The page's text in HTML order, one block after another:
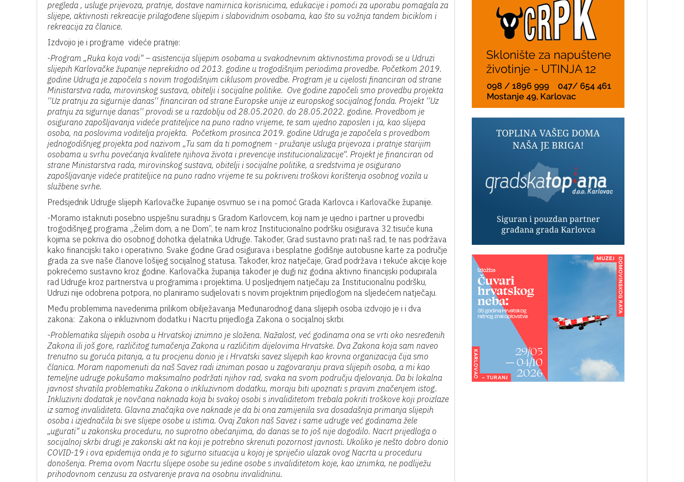
pregleda , usluge prijevoza, pratnje, dostave namirnica korisnicima, edukacije i pomoći za uporabu pomagala za
slijepe, aktivnosti rekreacije prilagođene slijepim i slabovidnim osobama, kao što su vožnja tandem biciklom i
rekreacija za članice.
Izdvojio je i programe videće pratnje:
-Program „Ruka koja vodi“ – asistencija slijepim osobama u svakodnevnim aktivnostima provodi se u Udruzi
slijepih Karlovačke županije neprekidno od 2013. godine u trogodišnjim periodima provedbe. Početkom 2019.
godine Udruga je započela s novim trogodišnjim ciklusom provedbe. Program je u cijelosti financiran od strane
Ministarstva rada, mirovinskog sustava, obitelji i socijalne politike. Ove godine započeli smo provedbu projekta
''Uz pratnju za sigurnije danas'' financiran od strane Europske unije iz europskog socijalnog fonda. Projekt ''Uz
pratnju za sigurnije danas'' provodi se u razdoblju od 28.05.2020. do 28.05.2022. godine. Provedbom je
osigurano zapošljavanja videće pratiteljice na puno radno vrijeme, te sam ujedno zaposlen i ja, kao slijepa
osoba, na poslovima voditelja projekta. Početkom prosinca 2019. godine Udruga je započela s provedbom
jednogodišnjeg projekta pod nazivom „Tu sam da ti pomognem - pružanje usluga prijevoza i pratnje starijim
osobama u svrhu povećanja kvalitete njihova života i prevencije institucionalizacije“. Projekt je financiran od
strane Ministarstva rada, mirovinskog sustava, obitelji i socijalne politike, a sredstvima je osigurano
zapošljavanje videće pratiteljice na puno radno vrijeme te su pokriveni troškovi korištenja osobnog vozila u
službene svrhe.
Predsjednik Udruge slijepih Karlovačke županije osvrnuo se i na pomoć Grada Karlovca i Karlovačke županije.
-Moramo istaknuti posebno uspješnu suradnju s Gradom Karlovcem, koji nam je ujedno i partner u provedbi
trogodišnjeg programa „Želim dom, a ne Dom“, te nam kroz Institucionalno podršku osigurava 32.tisuće kuna
kojima se pokriva dio osobnog dohotka djelatnika Udruge. Također, Grad sustavno prati naš rad, te nas podržava
kako financijski tako i operativno. Svake godine Grad osigurava i besplatne godišnje autobusne karte za područje
grada za sve naše članove lošijeg socijalnog statusa. Također, kroz natječaje, Grad podržava i tekuće akcije koje
pokrećemo sustavno kroz godine. Karlovačka županija također je dugi niz godina aktivno financijski podupirala
rad Udruge kroz partnerstva u programima i projektima. U posljednjem natječaju za Institucionalnu podršku,
Udruzi nije odobrena potpora, no planiramo sudjelovati s novim projektnim prijedlogom na sljedećem natječaju.
Među problemima navedenima prilikom obilježavanja Međunarodnog dana slijepih osoba izdvojio je i i dva
zakona: Zakona o inkluzivnom dodatku i Nacrtu prijedloga Zakona o socijalnoj skrbi.
-Problematika slijepih osoba u Hrvatskoj iznimno je složena. Nažalost, već godinama ona se vrti oko nesređenih
Zakona ili još gore, različitog tumačenja Zakona u različitim dijelovima Hrvatske. Dva Zakona koja sam naveo
trenutno su goruća pitanja, a tu procjenu donio je i Hrvatski savez slijepih kao krovna organizacija čija smo
članica. Moram napomenuti da naš Savez radi izniman posao u zagovaranju prava slijepih osoba, a mi kao
temeljne udruge pokušamo maksimalno podržati njihov rad, svaka na svom području djelovanja. Da bi lokalna
javnost shvatila problematiku Zakona o inkluzivnom dodatku, moraju biti upoznati s pravim značenjem istog.
Inkluzivni dodatak je novčana naknada koja bi svakoj osobi s invaliditetom trebala pokriti troškove koji proizlaze
iz samog invaliditeta. Glavna značajka ove naknade je da bi ona zamijenila sva dosadašnja primanja slijepih
osoba i izjednačila bi sve slijepe osobe u istima. Ovaj Zakon naš Savez i same udruge već godinama žele
„ugurati“ u zakonsku proceduru, no suprotno obećanjima, do danas se to još nije dogodilo. Nacrt prijedloga o
socijalnoj skrbi drugi je zakonski akt na koji je potrebno skrenuti pozornost javnosti. Ukoliko je nešto dobro donio
COVID-19 i ova epidemija onda je to sigurno situacija u kojoj je spriječio ulazak ovog Nacrta u proceduru
donošenja. Prema ovom Nacrtu slijepe osobe su jedine osobe s invaliditetom koje, kao iznimka, ne podliježu
prihodovnom cenzusu za ostvarenje prava na osobnu invalidninu.